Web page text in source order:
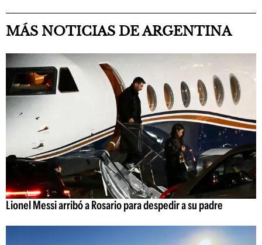
MÁS NOTICIAS DE ARGENTINA
Lionel Messi arribó a Rosario para despedir a su padre